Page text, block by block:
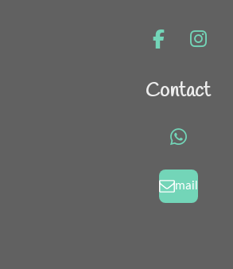
F
c
k
I
s
a
m
Contact
W
a
t
mail